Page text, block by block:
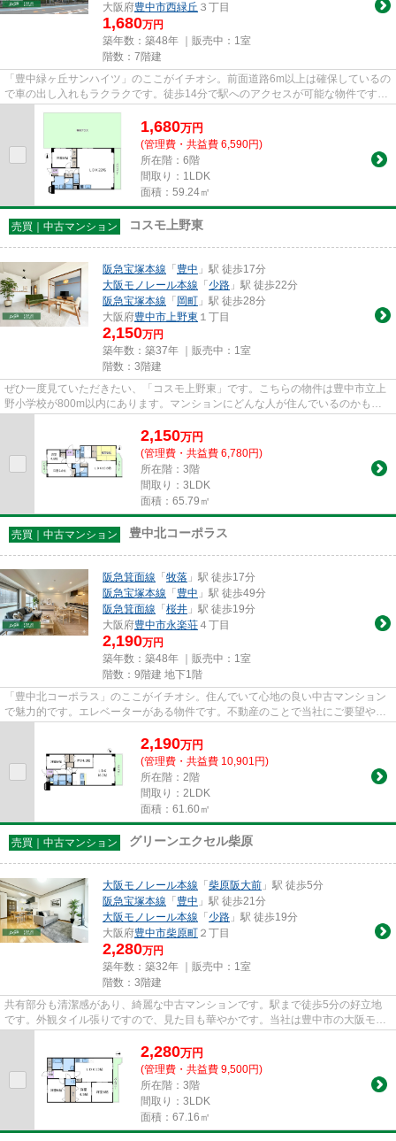
大阪府豊中市西緑丘 ３丁目
1,680万円
築年数：築48年 ｜販売中： 1室
階数：7階建
「豊中緑ヶ丘サンハイツ」のここがイチオシ。前面道路6m以上は確保しているの
で車の出し入れもラクラクです。徒歩14分で駅へのアクセスが可能な物件です。
1,680万円
(管理費・共益費 6,590円)
所在階：6階
間取り：1LDK
面積：59.24㎡
売買｜中古マンション コスモ上野東
阪急宝塚本線 「 豊中 」駅 徒歩17分
大阪モノレール本線 「 少路 」駅 徒歩22分
阪急宝塚本線 「 岡町 」駅 徒歩28分
大阪府豊中市上野東 １丁目
2,150万円
築年数：築37年 ｜販売中： 1室
階数：3階建
ぜひ一度見ていただきたい、「コスモ上野東」です。こちらの物件は豊中市立上
野小学校が800m以内にあります。マンションにどんな人が住んでいるのかも中
2,150万円
(管理費・共益費 6,780円)
所在階：3階
間取り：3LDK
面積：65.79㎡
売買｜中古マンション 豊中北コーポラス
阪急箕面線 「 牧落 」駅 徒歩17分
阪急宝塚本線 「 豊中 」駅 徒歩49分
阪急箕面線 「 桜井 」駅 徒歩19分
大阪府豊中市永楽荘 ４丁目
2,190万円
築年数：築48年 ｜販売中： 1室
階数：9階建 地下1階
「豊中北コーポラス」のここがイチオシ。住んでいて心地の良い中古マンション
で魅力的です。エレベーターがある物件です。不動産のことで当社にご要望やご
2,190万円
(管理費・共益費 10,901円)
所在階：2階
間取り：2LDK
面積：61.60㎡
売買｜中古マンション グリーンエクセル柴原
大阪モノレール本線 「 柴原阪大前 」駅 徒歩5分
阪急宝塚本線 「 豊中 」駅 徒歩21分
大阪モノレール本線 「 少路 」駅 徒歩19分
大阪府豊中市柴原町 ２丁目
2,280万円
築年数：築32年 ｜販売中： 1室
階数：3階建
共有部分も清潔感があり、綺麗な中古マンションです。駅まで徒歩5分の好立地
です。外観タイル張りですので、見た目も華やかです。当社は豊中市の大阪モノ
2,280万円
(管理費・共益費 9,500円)
所在階：3階
間取り：3LDK
面積：67.16㎡